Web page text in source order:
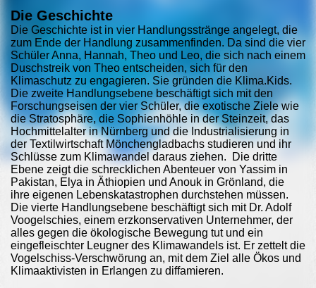
Die Geschichte
Die Geschichte ist in vier Handlungsstränge angelegt, die
zum Ende der Handlung zusammenfinden. Da sind die vier
Schüler Anna, Hannah, Theo und Leo, die sich nach einem
Duschstreik von Theo entscheiden, sich für den
Klimaschutz zu engagieren. Sie gründen die Klima.Kids.
Die zweite Handlungsebene beschäftigt sich mit den
Forschungseisen der vier Schüler, die exotische Ziele wie
die Stratosphäre, die Sophienhöhle in der Steinzeit, das
Hochmittelalter in Nürnberg und die Industrialisierung in
der Textilwirtschaft Mönchengladbachs studieren und ihr
Schlüsse zum Klimawandel daraus ziehen. Die dritte
Ebene zeigt die schrecklichen Abenteuer von Yassim in
Pakistan, Elya in Äthiopien und Anouk in Grönland, die
ihre eigenen Lebenskatastrophen durchstehen müssen.
Die vierte Handlungsebene beschäftigt sich mit Dr. Adolf
Voogelschies, einem erzkonservativen Unternehmer, der
alles gegen die ökologische Bewegung tut und ein
eingefleischter Leugner des Klimawandels ist. Er zettelt die
Vogelschiss-Verschwörung an, mit dem Ziel alle Ökos und
Klimaaktivisten in Erlangen zu diffamieren.